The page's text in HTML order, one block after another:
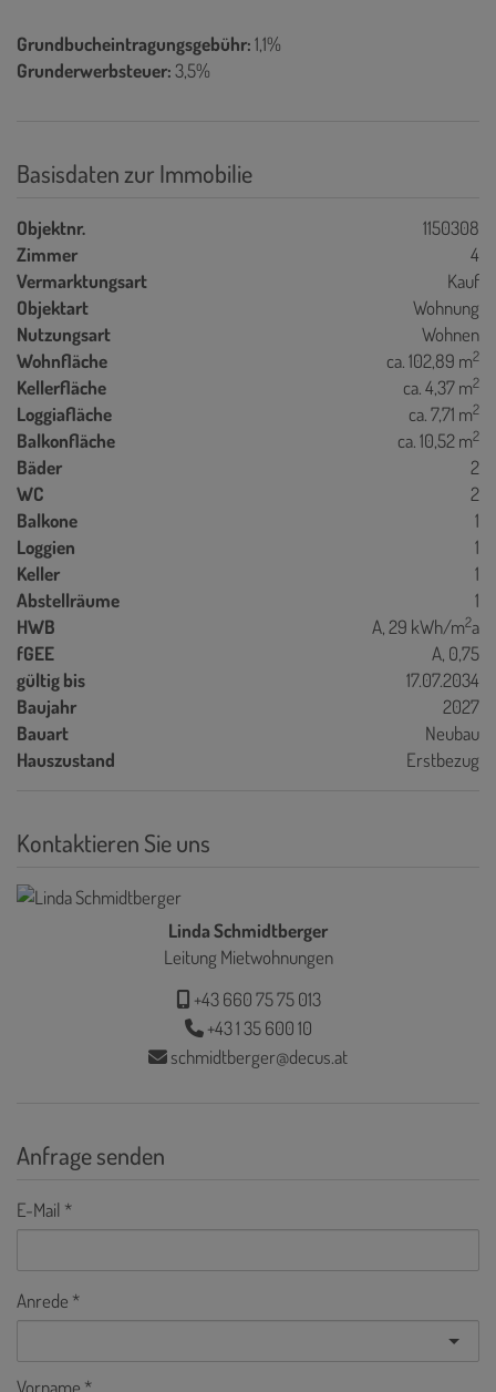
Grundbucheintragungsgebühr:1,1%
Grunderwerbsteuer:3,5%
Basisdaten zur Immobilie
Objektnr.
1150308
Zimmer
4
Vermarktungsart
Kauf
Objektart
Wohnung
Nutzungsart
Wohnen
Wohnfläche
ca. 102,89 m2
Kellerfläche ca. 4,37 m2
Loggiafläche ca. 7,71 m2
Balkonfläche ca. 10,52 m2
Bäder
2
WC
2
Balkone
1
Loggien
1
Keller
1
Abstellräume
1
HWB
A, 29 kWh/m2a
fGEE
A, 0,75
gültig bis
17.07.2034
Baujahr
2027
Bauart
Neubau
Hauszustand
Erstbezug
Kontaktieren Sie uns
Linda Schmidtberger
Leitung Mietwohnungen
+43 660 75 75 013
+43 1 35 600 10
schmidtberger@decus.at
Anfrage senden
E-Mail
Anrede
Vorname